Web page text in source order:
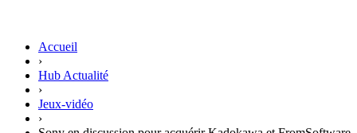
Accueil
›
Hub Actualité
›
Jeux-vidéo
›